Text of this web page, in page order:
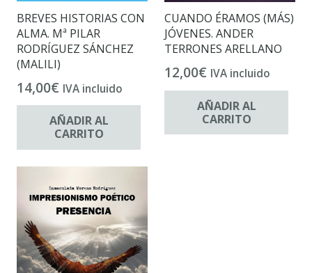
BREVES HISTORIAS CON
ALMA. Mª PILAR
RODRÍGUEZ SÁNCHEZ
(MALILI)
14,00€ IVA incluido
AÑADIR AL
CARRITO
CUANDO ÉRAMOS (MÁS)
JÓVENES. ANDER
TERRONES ARELLANO
12,00€ IVA incluido
AÑADIR AL
CARRITO